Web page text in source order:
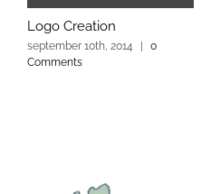
Logo Creation
september 10th, 2014
0
Comments